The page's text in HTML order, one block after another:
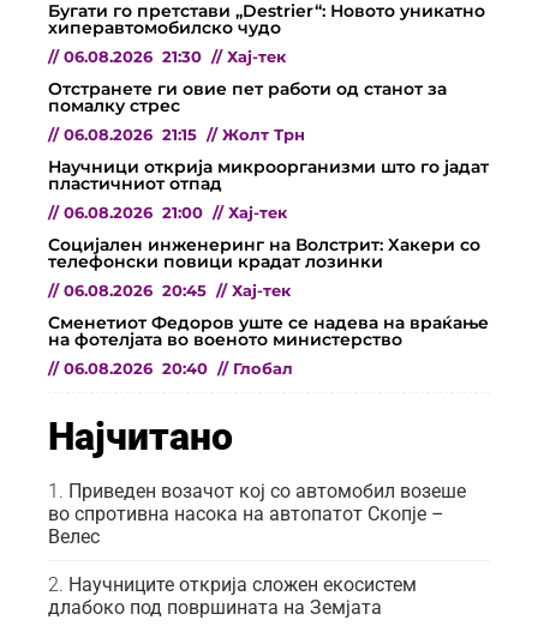
Бугати го претстави „Destrier“: Новото уникатно
хиперавтомобилско чудо
// 06.08.2026 21:30 // Хај-тек
Отстранете ги овие пет работи од станот за
помалку стрес
// 06.08.2026 21:15 // Жолт Трн
Научници открија микроорганизми што го јадат
пластичниот отпад
// 06.08.2026 21:00 // Хај-тек
Социјален инженеринг на Волстрит: Хакери со
телефонски повици крадат лозинки
// 06.08.2026 20:45 // Хај-тек
Сменетиот Федоров уште се надева на враќање
на фотелјата во военото министерство
// 06.08.2026 20:40 // Глобал
Најчитано
Приведен возачот кој со автомобил возеше
во спротивна насока на автопатот Скопје –
Велес
Научниците открија сложен екосистем
длабоко под површината на Земјата